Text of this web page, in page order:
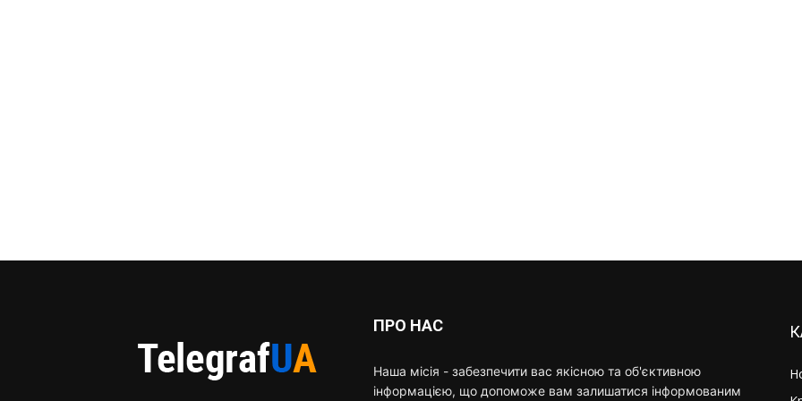
ПРО НАС
Наша місія - забезпечити вас якісною та об'єктивною
інформацією, що допоможе вам залишатися інформованим